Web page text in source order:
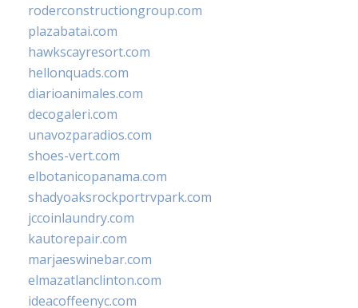
roderconstructiongroup.com
plazabatai.com
hawkscayresort.com
hellonquads.com
diarioanimales.com
decogaleri.com
unavozparadios.com
shoes-vert.com
elbotanicopanama.com
shadyoaksrockportrvpark.com
jccoinlaundry.com
kautorepair.com
marjaeswinebar.com
elmazatlanclinton.com
ideacoffeenyc.com